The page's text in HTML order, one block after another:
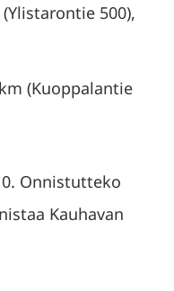
500),
(Kuoppalantie
Onnistutteko
Kauhavan